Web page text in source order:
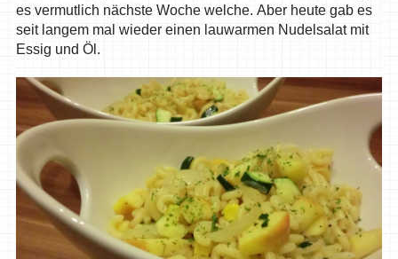
es vermutlich nächste Woche welche. Aber heute gab es
seit langem mal wieder einen lauwarmen Nudelsalat mit
Essig und Öl.